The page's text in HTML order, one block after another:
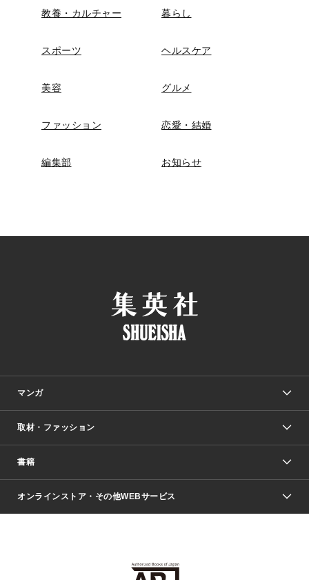
教養・カルチャー 暮らし
スポーツ ヘルスケア
美容 グルメ
ファッション 恋愛・結婚
編集部 お知らせ
マンガ
少年マンガ
Vジャンプ
週刊ヤングジャンプ
少女マンガ
取材・ファッション
Seventeen
芸能・情報・スポーツ
書籍
文芸・文庫・総合
ライトノベル・ノベライズ
オンラインストア・その他WEBサービス